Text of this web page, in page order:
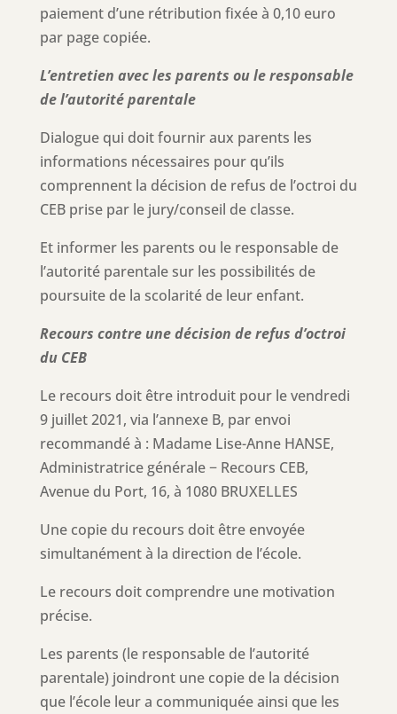
paiement d’une rétribution fixée à 0,10 euro
par page copiée.
L’entretien avec les parents ou le responsable
de l’autorité parentale
Dialogue qui doit fournir aux parents les
informations nécessaires pour qu’ils
comprennent la décision de refus de l’octroi du
CEB prise par le jury/conseil de classe.
Et informer les parents ou le responsable de
l’autorité parentale sur les possibilités de
poursuite de la scolarité de leur enfant.
Recours contre une décision de refus d’octroi
du CEB
Le recours doit être introduit pour le vendredi
9 juillet 2021, via l’annexe B, par envoi
recommandé à : Madame Lise-Anne HANSE,
Administratrice générale − Recours CEB,
Avenue du Port, 16, à 1080 BRUXELLES
Une copie du recours doit être envoyée
simultanément à la direction de l’école.
Le recours doit comprendre une motivation
précise.
Les parents (le responsable de l’autorité
parentale) joindront une copie de la décision
que l’école leur a communiquée ainsi que les